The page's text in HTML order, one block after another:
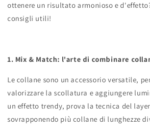
ottenere un risultato armonioso e
consigli utili!
1. Mix & Match: l'arte di combinare
Le collane sono un accessorio versatile,
valorizzare la scollatura e aggiungere
un effetto trendy, prova la tecnica del
sovrapponendo più collane di lunghezze